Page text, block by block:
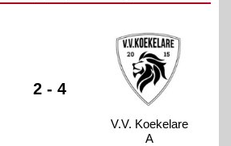
2 - 4
V.V. Koekelare
A